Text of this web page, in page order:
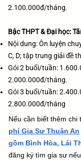
2.100.000đ/tháng.
Bậc THPT & Đại học:
Nội dung: Ôn luyện
C, D; tập trung giải đề
Gói 2 buổi/tuần:
2.000.000đ/tháng.
Gói 3 buổi/tuần:
2.800.000đ/tháng
Nếu cần biết thêm chi
phí Gia Sư Thuận An
gồm Bình Hòa, Lái
đăng ký tìm gia sư